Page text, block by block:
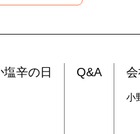
塩辛の日 Q&A
小